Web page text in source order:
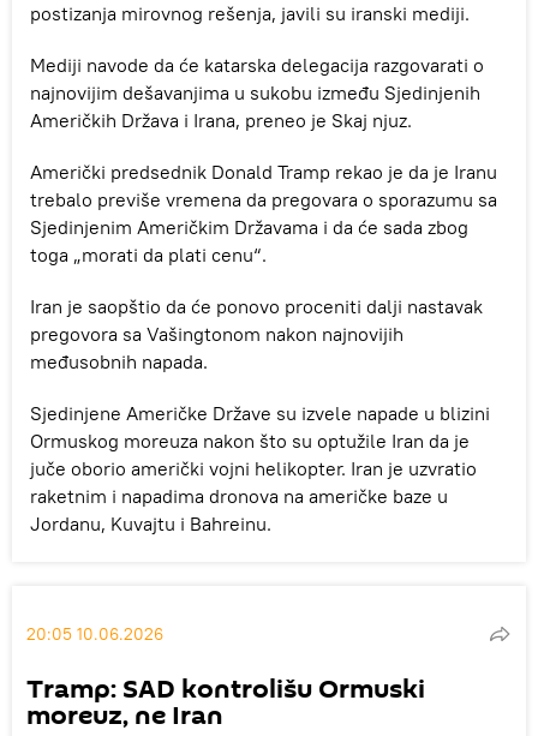
postizanja mirovnog rešenja, javili su iranski mediji.
Mediji navode da će katarska delegacija razgovarati o
najnovijim dešavanjima u sukobu između Sjedinjenih
Američkih Država i Irana, preneo je Skaj njuz.
Američki predsednik Donald Tramp rekao je da je Iranu
trebalo previše vremena da pregovara o sporazumu sa
Sjedinjenim Američkim Državama i da će sada zbog
toga „morati da plati cenu“.
Iran je saopštio da će ponovo proceniti dalji nastavak
pregovora sa Vašingtonom nakon najnovijih
međusobnih napada.
Sjedinjene Američke Države su izvele napade u blizini
Ormuskog moreuza nakon što su optužile Iran da je
juče oborio američki vojni helikopter. Iran je uzvratio
raketnim i napadima dronova na američke baze u
Jordanu, Kuvajtu i Bahreinu.
20:05 10.06.2026
Tramp: SAD kontrolišu Ormuski
moreuz, ne Iran